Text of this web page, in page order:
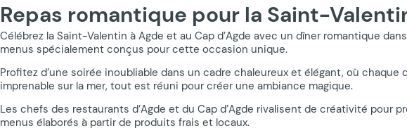
Repas romantique pour la Saint-
Célébrez la Saint-Valentin à Agde et au Cap d’Agde avec un dîner romantique
menus spécialement conçus pour cette occasion unique.
Profitez d’une soirée inoubliable dans un cadre chaleureux et élégant, où
imprenable sur la mer, tout est réuni pour créer une ambiance magique.
Les chefs des restaurants d’Agde et du Cap d’Agde rivalisent de créativité
menus élaborés à partir de produits frais et locaux.